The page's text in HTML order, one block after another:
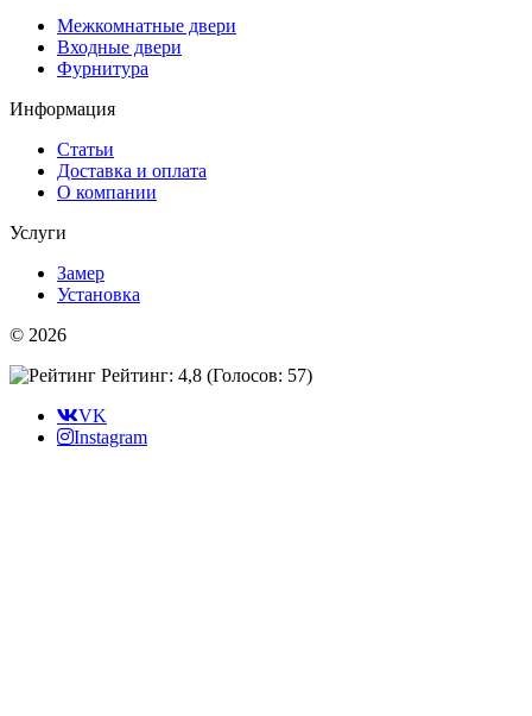
Межкомнатные двери
Входные двери
Фурнитура
Информация
Статьи
Доставка и оплата
О компании
Услуги
Замер
Установка
© 2026
Рейтинг: 4,8 (Голосов: 57)
VK
Instagram